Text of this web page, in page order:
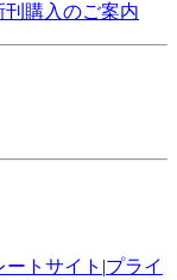
購入のご案内
ートサイト |プライ